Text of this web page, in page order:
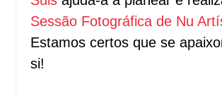
Sessão Fotográfica de Nu
Estamos certos que se
si!